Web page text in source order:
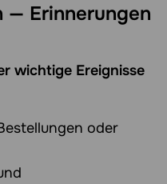
— Erinnerungen
wichtige Ereignisse
oder